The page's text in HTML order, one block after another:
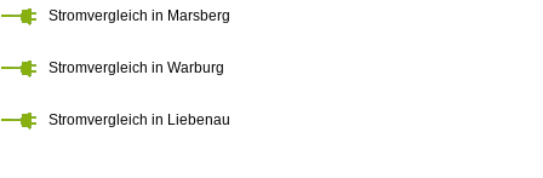
Stromvergleich in Marsberg
Stromvergleich in Warburg
Stromvergleich in Liebenau